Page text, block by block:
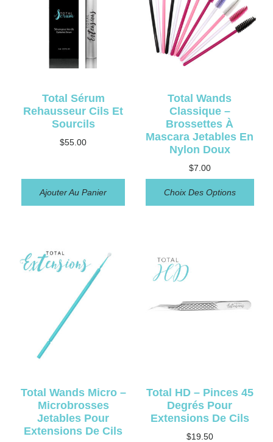
Total Sérum
Rehausseur Cils Et
Sourcils
$55.00
Ajouter Au Panier
Total Wands
Classique –
Brossettes À
Mascara Jetables En
Nylon Doux
$7.00
Choix Des Options
Total Wands Micro –
Microbrosses
Jetables Pour
Extensions De Cils
Total HD – Pinces 45
Degrés Pour
Extensions De Cils
$19.50